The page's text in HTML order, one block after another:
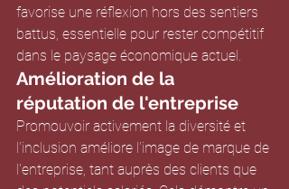
favorise une réflexion hors des sentiers
battus, essentielle pour rester compétitif
dans le paysage économique actuel.
Amélioration de la
réputation de l'entreprise
Promouvoir activement la diversité et
l'inclusion améliore l'image de marque de
l'entreprise, tant auprès des clients que